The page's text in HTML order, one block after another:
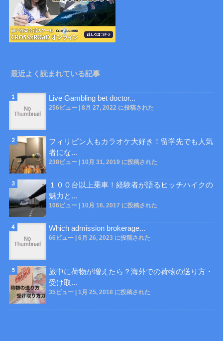
最近よく読まれている記事
Live Gambling bet doctor...
256ビュー| 8月 27, 2022 に投稿された
フィリピン人もカラオケ大好き！留学先でも人気
者にな...
238ビュー| 10月 31, 2019 に投稿された
１００台以上乗車！経験者が語るヒッチハイクの
魅力と...
106ビュー| 10月 16, 2017 に投稿された
Which admission brokerage...
66ビュー| 6月 26, 2023 に投稿された
旅中に荷物が増えたら？海外での荷物の送り方・
受け取...
35ビュー| 1月 25, 2018 に投稿された